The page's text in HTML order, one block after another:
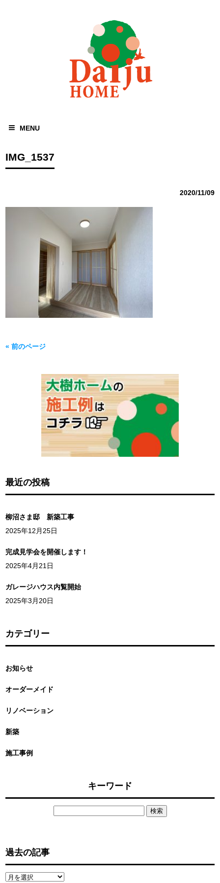
MENU
IMG_1537
2020/11/09
« 前のページ
最近の投稿
柳沼さま邸 新築工事
2025年12月25日
完成見学会を開催します！
2025年4月21日
ガレージハウス内覧開始
2025年3月20日
カテゴリー
お知らせ
オーダーメイド
リノベーション
新築
施工事例
キーワード
過去の記事
過